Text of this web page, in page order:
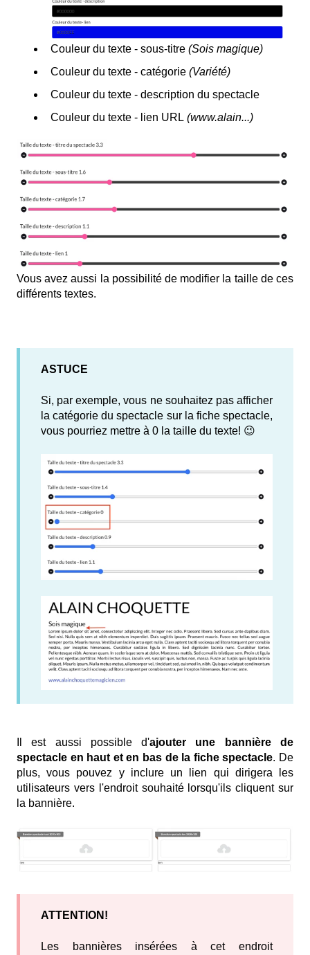
Couleur du texte - sous-titre (Sois magique)
Couleur du texte - catégorie (Variété)
Couleur du texte - description du spectacle
Couleur du texte - lien URL (www.alain...)
Vous avez aussi la possibilité de modifier la taille de ces
différents textes.
ASTUCE
Si, par exemple, vous ne souhaitez pas afficher
la catégorie du spectacle sur la fiche spectacle,
vous pourriez mettre à 0 la taille du texte! 😉
Il est aussi possible d'ajouter une bannière de
spectacle en haut et en bas de la fiche spectacle. De
plus, vous pouvez y inclure un lien qui dirigera les
utilisateurs vers l'endroit souhaité lorsqu'ils cliquent sur
la bannière.
ATTENTION!
Les bannières insérées à cet endroit